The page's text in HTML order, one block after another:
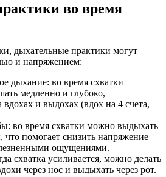
во время
дыхательные практики могут
и напряжением:
дыхание: во время схватки
медленно и глубоко,
вдохах и выдохах (вдох на 4 счета,
во время схватки можно выдыхать
что помогает снизить напряжение
ощущениями.
схватка усиливается, можно делать
через нос и выдыхать через рот.